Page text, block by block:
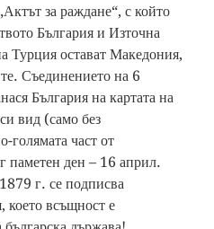
за раждане“, с който
България и Източна
Турция остават Македония,
Съединението на 6
България на картата на
вид (само без
голямата част от
паметен ден – 16 април.
г. се подписва
което всъщност е